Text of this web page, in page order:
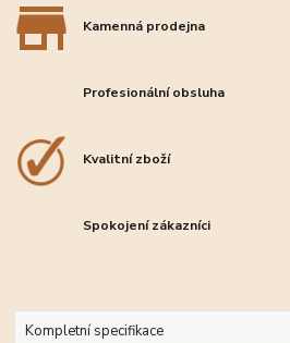
Kamenná prodejna
Profesionální obsluha
Kvalitní zboží
Spokojení zákazníci
Kompletní specifikace